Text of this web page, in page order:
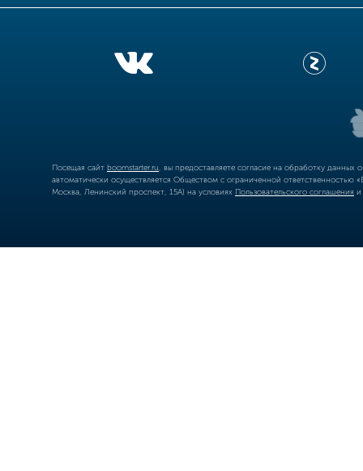
Посещая сайт boomstarter.ru , вы предоставляете согласие на обработку
автоматически осуществляется Обществом с ограниченной
Москва, Ленинский проспект, 15А) на условиях Пользовательского соглашения и